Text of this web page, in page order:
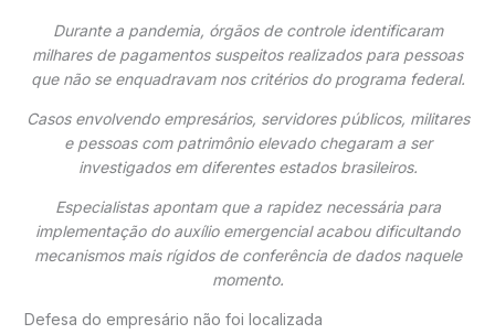
Durante a pandemia, órgãos de controle identificaram
milhares de pagamentos suspeitos realizados para pessoas
que não se enquadravam nos critérios do programa federal.
Casos envolvendo empresários, servidores públicos, militares
e pessoas com patrimônio elevado chegaram a ser
investigados em diferentes estados brasileiros.
Especialistas apontam que a rapidez necessária para
implementação do auxílio emergencial acabou dificultando
mecanismos mais rígidos de conferência de dados naquele
momento.
Defesa do empresário não foi localizada